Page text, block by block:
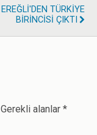
EREĞLİ'DEN TÜRKİYE
BİRİNCİSİ ÇIKTI
Gerekli alanlar *